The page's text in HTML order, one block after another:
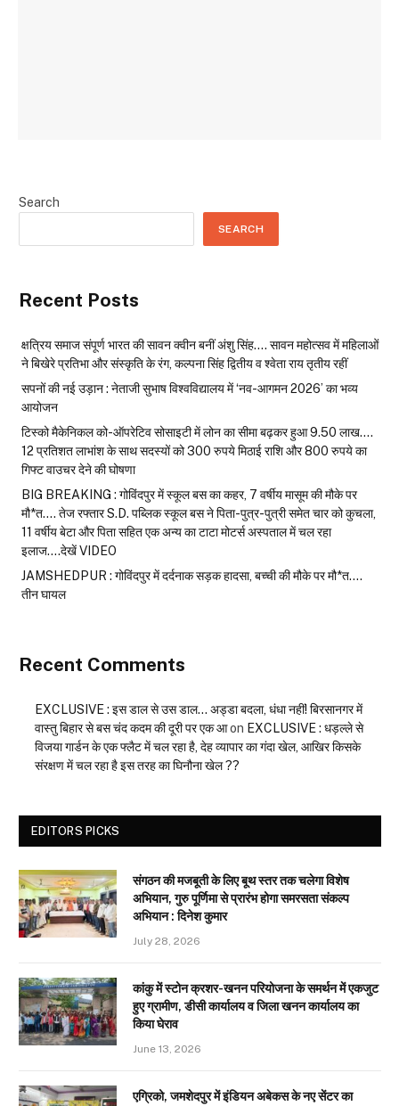
Search
SEARCH
Recent Posts
क्षत्रिय समाज संपूर्ण भारत की सावन क्वीन बनीं अंशु सिंह…. सावन महोत्सव में महिलाओं
ने बिखेरे प्रतिभा और संस्कृति के रंग, कल्पना सिंह द्वितीय व श्वेता राय तृतीय रहीं
सपनों की नई उड़ान : नेताजी सुभाष विश्वविद्यालय में ‘नव-आगमन 2026’ का भव्य
आयोजन
टिस्को मैकेनिकल को-ऑपरेटिव सोसाइटी में लोन का सीमा बढ़कर हुआ 9.50 लाख….
12 प्रतिशत लाभांश के साथ सदस्यों को 300 रुपये मिठाई राशि और 800 रुपये का
गिफ्ट वाउचर देने की घोषणा
BIG BREAKING : गोविंदपुर में स्कूल बस का कहर, 7 वर्षीय मासूम की मौके पर
मौ*त…. तेज रफ्तार S.D. पब्लिक स्कूल बस ने पिता-पुत्र-पुत्री समेत चार को कुचला,
11 वर्षीय बेटा और पिता सहित एक अन्य का टाटा मोटर्स अस्पताल में चल रहा
इलाज….देखें VIDEO
JAMSHEDPUR : गोविंदपुर में दर्दनाक सड़क हादसा, बच्ची की मौके पर मौ*त….
तीन घायल
Recent Comments
EXCLUSIVE : इस डाल से उस डाल… अड्डा बदला, धंधा नहीं! बिरसानगर में
वास्तु बिहार से बस चंद कदम की दूरी पर एक आon EXCLUSIVE : धड़ल्ले से
विजया गार्डन के एक फ्लैट में चल रहा है, देह व्यापार का गंदा खेल, आखिर किसके
संरक्षण में चल रहा है इस तरह का घिनौना खेल ??
EDITORS PICKS
संगठन की मजबूती के लिए बूथ स्तर तक चलेगा विशेष
अभियान, गुरु पूर्णिमा से प्रारंभ होगा समरसता संकल्प
अभियान : दिनेश कुमार
July 28, 2026
कांकु में स्टोन क्रशर-खनन परियोजना के समर्थन में एकजुट
हुए ग्रामीण, डीसी कार्यालय व जिला खनन कार्यालय का
किया घेराव
June 13, 2026
एग्रिको, जमशेदपुर में इंडियन अबेकस के नए सेंटर का